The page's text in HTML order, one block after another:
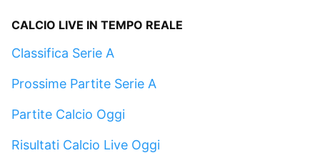
CALCIO LIVE IN TEMPO REALE
Classifica Serie A
Prossime Partite Serie A
Partite Calcio Oggi
Risultati Calcio Live Oggi